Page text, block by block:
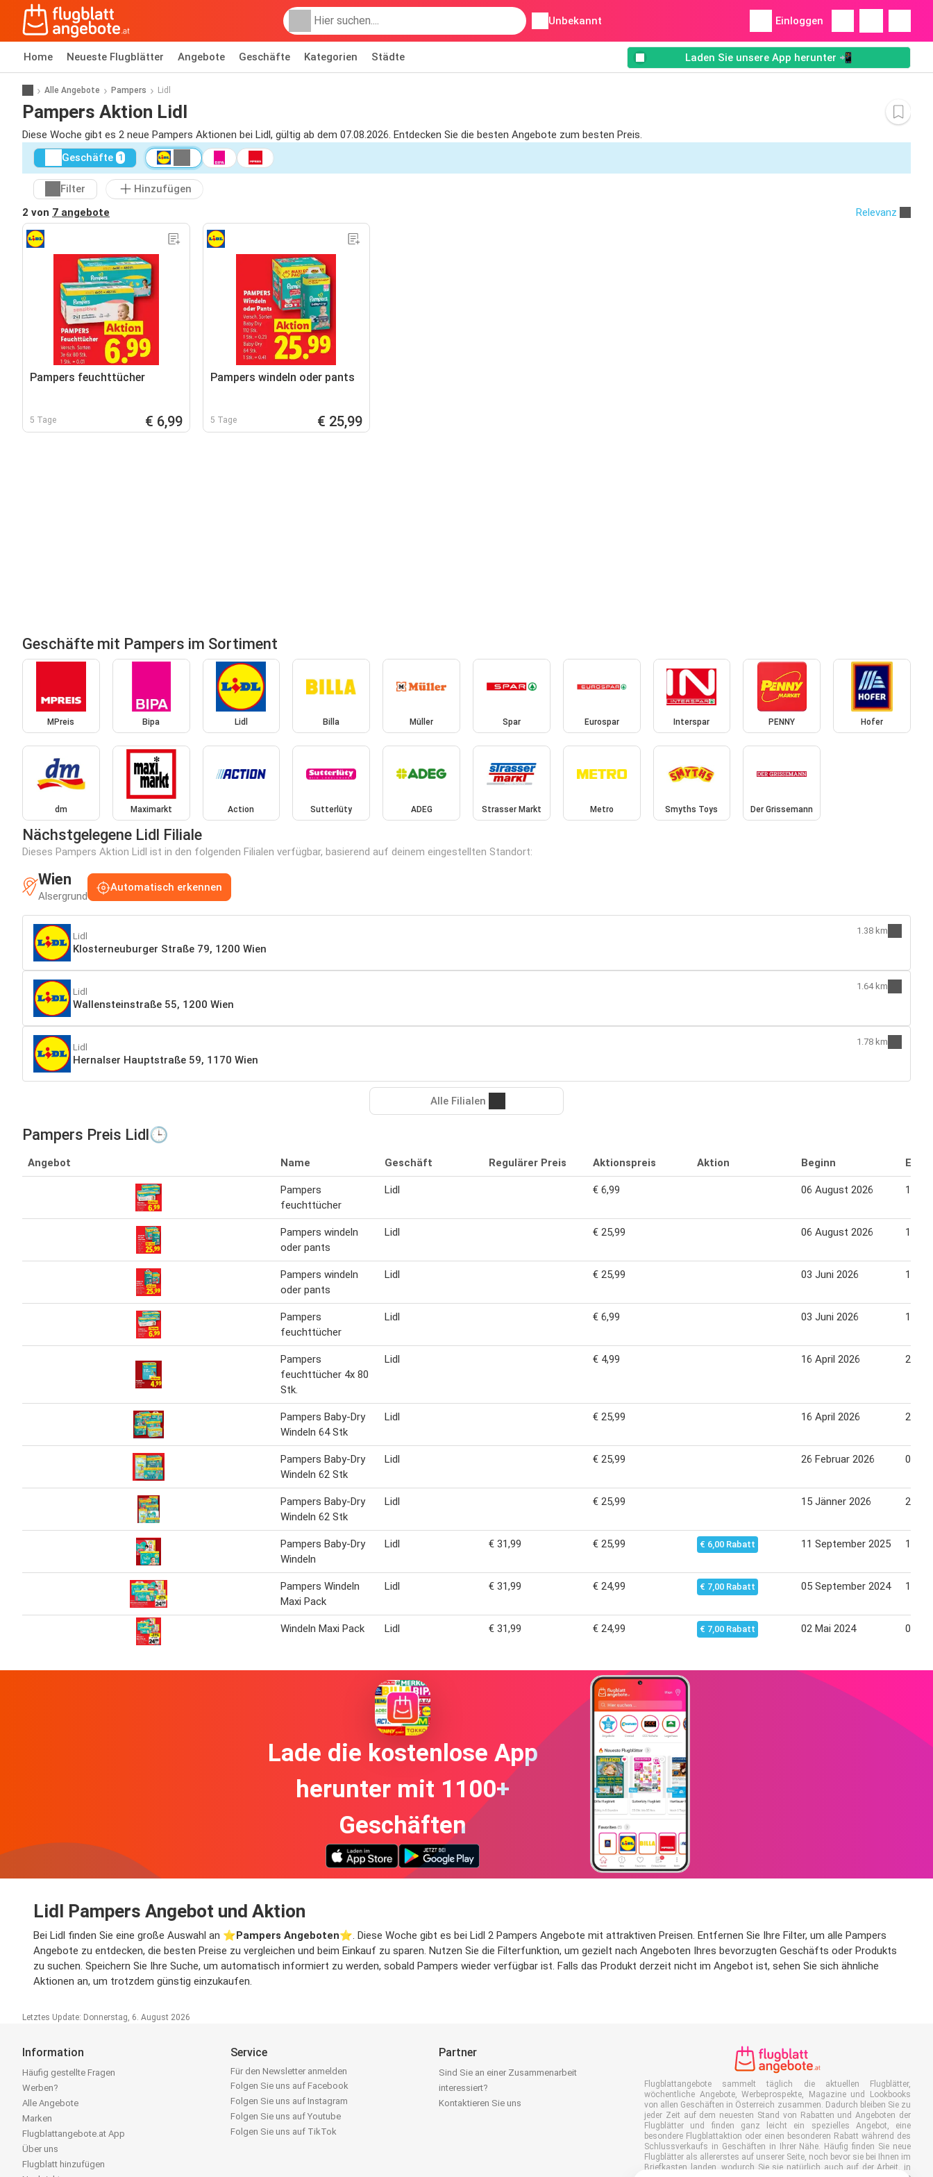
Unbekannt Einloggen
Home Neueste Flugblätter Angebote Geschäfte Kategorien Städte Laden Sie unsere App herunter 📲
Alle Angebote Pampers Lidl
Pampers Aktion Lidl
Diese Woche gibt es 2 neue Pampers Aktionen bei Lidl, gültig ab dem 07.08.2026. Entdecken Sie die besten Angebote zum besten Preis.
Geschäfte 1
Filter
Hinzufügen
2 von 7 angebote Relevanz
Pampers feuchttücher
5 Tage € 6,99
Pampers windeln oder pants
5 Tage € 25,99
Geschäfte mit Pampers im Sortiment
MPreis Bipa Lidl Billa Müller Spar Eurospar Interspar PENNY Hofer
dm Maximarkt Action Sutterlüty ADEG Strasser Markt Metro Smyths Toys Der Grissemann
Nächstgelegene Lidl Filiale
Dieses Pampers Aktion Lidl ist in den folgenden Filialen verfügbar, basierend auf deinem eingestellten Standort:
Wien
Alsergrund
Automatisch erkennen
Lidl
Klosterneuburger Straße 79, 1200 Wien
1.38 km
Lidl
Wallensteinstraße 55, 1200 Wien
1.64 km
Lidl
Hernalser Hauptstraße 59, 1170 Wien
1.78 km
Alle Filialen
Pampers Preis Lidl🕒
Angebot Name Geschäft Regulärer Preis Aktionspreis Aktion Beginn
Pampers
feuchttücher
Lidl € 6,99 06 August 2026 12
Pampers windeln
oder pants
Lidl € 25,99 06 August 2026 12
Pampers windeln
oder pants
Lidl € 25,99 03 Juni 2026 10
Pampers
feuchttücher
Lidl € 6,99 03 Juni 2026 10
Pampers
feuchttücher 4x 80
Stk.
Lidl € 4,99 16 April 2026 22
Pampers Baby-Dry
Windeln 64 Stk
Lidl € 25,99 16 April 2026 23
Pampers Baby-Dry
Windeln 62 Stk
Lidl € 25,99 26 Februar 2026 05
Pampers Baby-Dry
Windeln 62 Stk
Lidl € 25,99 15 Jänner 2026 22
Pampers Baby-Dry
Windeln
Lidl € 31,99 € 25,99 € 6,00 Rabatt 11 September 2025 17
Pampers Windeln
Maxi Pack
Lidl € 31,99 € 24,99 € 7,00 Rabatt 05 September 2024 11
Windeln Maxi Pack Lidl € 31,99 € 24,99 € 7,00 Rabatt 02 Mai 2024 07
Lade die kostenlose App
herunter mit 1100+
Geschäften
Lidl Pampers Angebot und Aktion
Bei Lidl finden Sie eine große Auswahl an ⭐️Pampers Angeboten⭐️. Diese Woche gibt es bei Lidl 2 Pampers Angebote mit attraktiven Preisen. Entfernen Sie Ihre Filter, um alle Pampers
Angebote zu entdecken, die besten Preise zu vergleichen und beim Einkauf zu sparen. Nutzen Sie die Filterfunktion, um gezielt nach Angeboten Ihres bevorzugten Geschäfts oder Produkts
zu suchen. Speichern Sie Ihre Suche, um automatisch informiert zu werden, sobald Pampers wieder verfügbar ist. Falls das Produkt derzeit nicht im Angebot ist, sehen Sie sich ähnliche
Aktionen an, um trotzdem günstig einzukaufen.
Letztes Update: Donnerstag, 6. August 2026
Information
Häufig gestellte Fragen
Werben?
Alle Angebote
Marken
Flugblattangebote.at App
Über uns
Flugblatt hinzufügen
Service
Für den Newsletter anmelden
Folgen Sie uns auf Facebook
Folgen Sie uns auf Instagram
Folgen Sie uns auf Youtube
Folgen Sie uns auf TikTok
Partner
Sind Sie an einer Zusammenarbeit
interessiert?
Kontaktieren Sie uns
Flugblattangebote sammelt täglich die aktuellen Flugblätter,
wöchentliche Angebote, Werbeprospekte, Magazine und Lookbooks
von allen Geschäften in Österreich zusammen. Dadurch bleiben Sie zu
jeder Zeit auf dem neuesten Stand von Rabatten und Angeboten der
Flugblätter und finden ganz leicht ein spezielles Angebot, eine
besondere Flugblattaktion oder einen besonderen Rabatt während des
Schlussverkaufs in Geschäften in Ihrer Nähe. Häufig finden Sie neue
Flugblätter als allererstes auf unserer Seite, noch bevor sie bei Ihnen im
Briefkasten landen, wodurch Sie sie natürlich auch auf der Arbeit, in